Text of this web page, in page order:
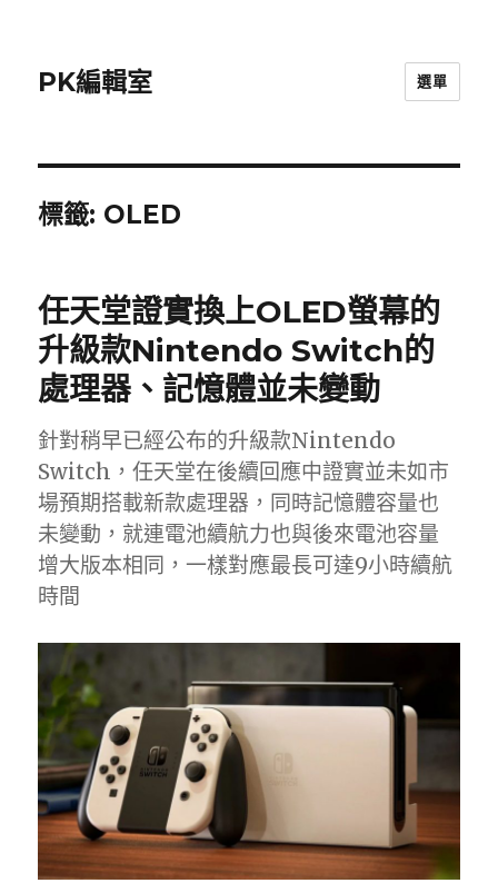
PK編輯室 選單
標籤: OLED
任天堂證實換上OLED螢幕的
升級款Nintendo Switch的
處理器、記憶體並未變動
針對稍早已經公布的升級款Nintendo
Switch，任天堂在後續回應中證實並未如市
場預期搭載新款處理器，同時記憶體容量也
未變動，就連電池續航力也與後來電池容量
增大版本相同，一樣對應最長可達9小時續航
時間